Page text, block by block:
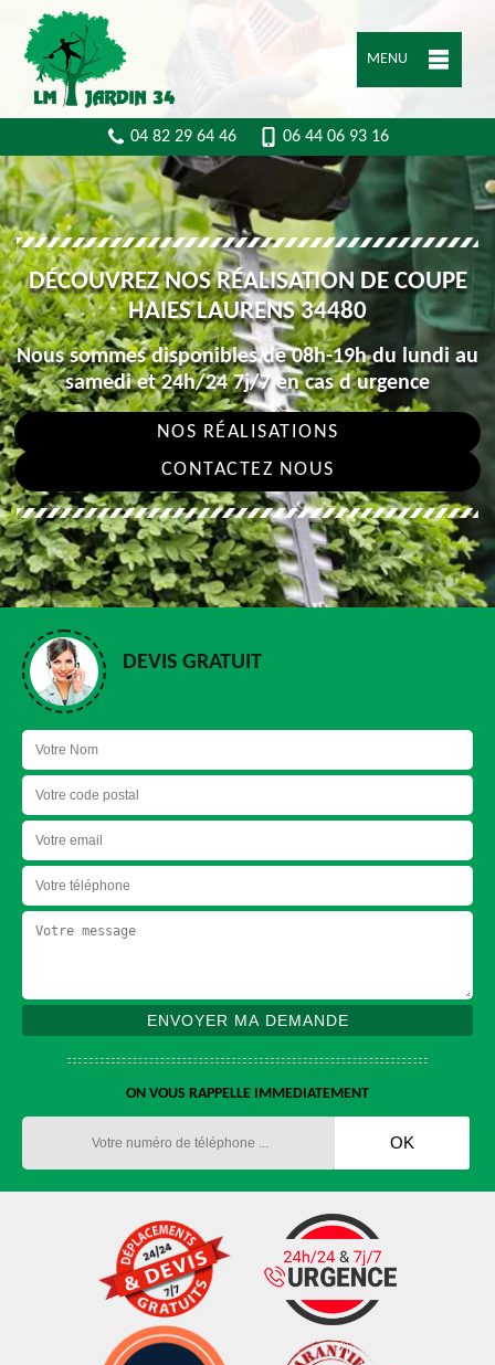
MENU
04 82 29 64 46 06 44 06 93 16
DÉCOUVREZ NOS RÉALISATION DE COUPE
HAIES LAURENS 34480
Nous sommes disponibles de 08h-19h du lundi au
samedi et 24h/24 7j/7 en cas d urgence
NOS RÉALISATIONS
CONTACTEZ NOUS
DEVIS GRATUIT
ON VOUS RAPPELLE IMMEDIATEMENT